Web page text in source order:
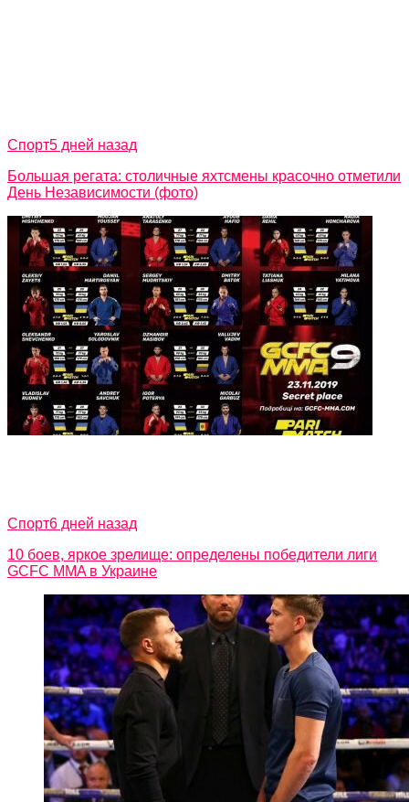
Спорт5 дней назад
Большая регата: столичные яхтсмены красочно отметили
День Независимости (фото)
Спорт6 дней назад
10 боев, яркое зрелище: определены победители лиги
GCFC MMA в Украине